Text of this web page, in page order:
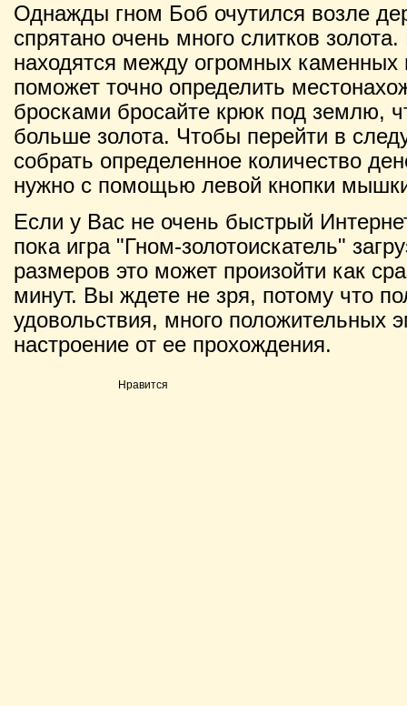
Однажды гном Боб очутился возле
спрятано очень много слитков
находятся между огромных каменных
поможет точно определить
бросками бросайте крюк под землю,
больше золота. Чтобы перейти в
собрать определенное количество
нужно с помощью левой кнопки
Если у Вас не очень быстрый
пока игра "Гном-золотоискатель"
размеров это может произойти как
минут. Вы ждете не зря, потому что
удовольствия, много положительных
настроение от ее прохождения.
Нравится